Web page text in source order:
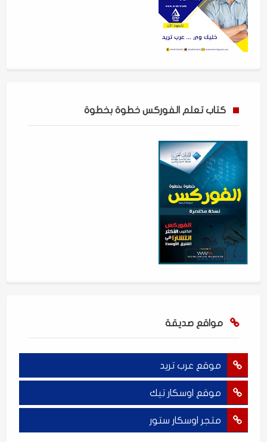
كتاب تعلم الفوركس خطوة بخطوة
مواقع صديقة
موقع عرب تريد
موقع اوسكار تيك
متجر اوسكار ستور